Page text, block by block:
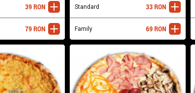
adaugă
39RON
adaugă
79RON
Standard adaugă
33RON
Family adaugă
69RON